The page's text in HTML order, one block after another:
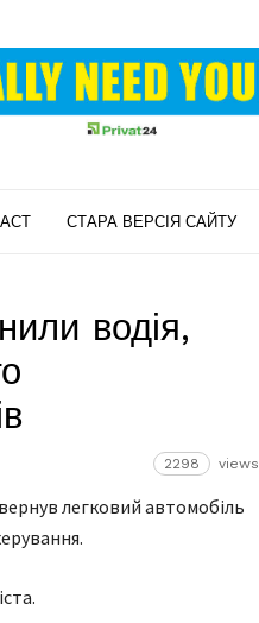
СТАРА ВЕРСІЯ САЙТУ
водія,
2298 views
легковий автомобіль